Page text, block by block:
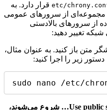
قرار دارد. به
از سرورهای عمومی
از سرورهای بالادستی
متن باز کنید. به عنوان مثال،
دستور زیر را اجرا کنید:
sudo nano /etc/
۲. خطوطی را که با عبارت Use public servers… شروع می‌شوند،